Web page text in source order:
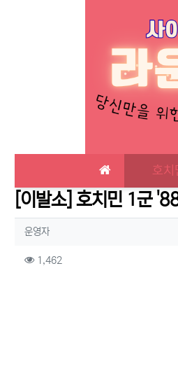
호치
[이발소] 호치민 1군
작성자 정보
운영자작성
컨텐츠 정보
1,462